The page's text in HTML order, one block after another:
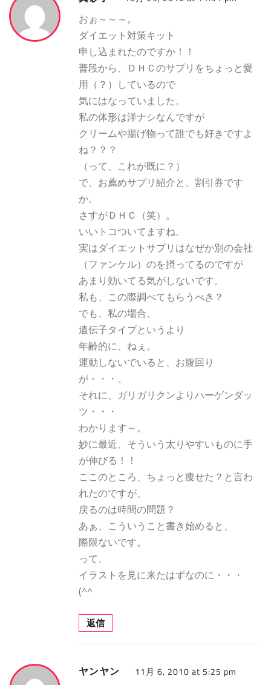
おぉ～～～。
ダイエット対策キット
申し込まれたのですか！！
普段から、ＤＨＣのサプリをちょっと愛
用（？）しているので
気にはなっていました。
私の体形は洋ナシなんですが
クリームや揚げ物って誰でも好きですよ
ね？？？
（って、これが既に？）
で、お薦めサプリ紹介と、割引券です
か。
さすがＤＨＣ（笑）。
いいトコついてますね。
実はダイエットサプリはなぜか別の会社
（ファンケル）のを摂ってるのですが
あまり効いてる気がしないです。
私も、この際調べてもらうべき？
でも、私の場合、
遺伝子タイプというより
年齢的に、ねぇ。
運動しないでいると、お腹回り
が・・・。
それに、ガリガリクンよりハーゲンダッ
ツ・・・
わかります～。
妙に最近、そういう太りやすいものに手
が伸びる！！
ここのところ、ちょっと痩せた？と言わ
れたのですが、
戻るのは時間の問題？
あぁ、こういうこと書き始めると、
際限ないです。
って、
イラストを見に来たはずなのに・・・
(^^ゞ
返信
ヤンヤン 11月 6, 2010 at 5:25 pm